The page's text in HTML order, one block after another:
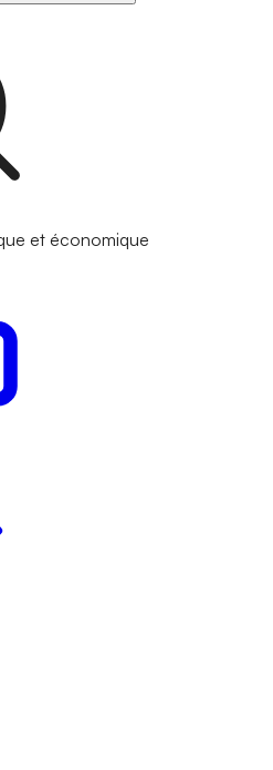
et économique